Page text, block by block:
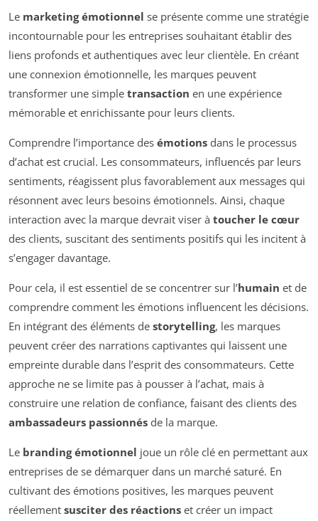
Le marketing émotionnel se présente comme une stratégie
incontournable pour les entreprises souhaitant établir des
liens profonds et authentiques avec leur clientèle. En créant
une connexion émotionnelle, les marques peuvent
transformer une simple transaction en une expérience
mémorable et enrichissante pour leurs clients.
Comprendre l’importance des émotions dans le processus
d’achat est crucial. Les consommateurs, influencés par leurs
sentiments, réagissent plus favorablement aux messages qui
résonnent avec leurs besoins émotionnels. Ainsi, chaque
interaction avec la marque devrait viser à toucher le cœur
des clients, suscitant des sentiments positifs qui les incitent à
s’engager davantage.
Pour cela, il est essentiel de se concentrer sur l’humain et de
comprendre comment les émotions influencent les décisions.
En intégrant des éléments de storytelling, les marques
peuvent créer des narrations captivantes qui laissent une
empreinte durable dans l’esprit des consommateurs. Cette
approche ne se limite pas à pousser à l’achat, mais à
construire une relation de confiance, faisant des clients des
ambassadeurs passionnés de la marque.
Le branding émotionnel joue un rôle clé en permettant aux
entreprises de se démarquer dans un marché saturé. En
cultivant des émotions positives, les marques peuvent
réellement susciter des réactions et créer un impact